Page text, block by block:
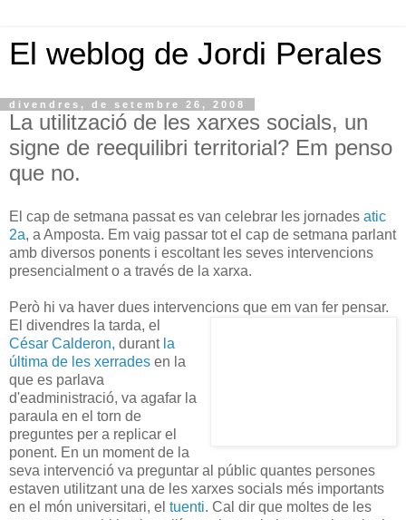
El weblog de Jordi Perales
divendres, de setembre 26, 2008
La utilització de les xarxes socials, un
signe de reequilibri territorial? Em penso
que no.
El cap de setmana passat es van celebrar les jornades atic
2a, a Amposta. Em vaig passar tot el cap de setmana parlant
amb diversos ponents i escoltant les seves intervencions
presencialment o a través de la xarxa.
Però hi va haver dues intervencions que em van fer pensar.
El divendres la tarda, el
César Calderon, durantla
última de les xerrades en la
que es parlava
d'eadministració, va agafar la
paraula en el torn de
preguntes per a replicar el
ponent. En un moment de la
seva intervenció va preguntar al públic quantes persones
estaven utilitzant una de les xarxes socials més importants
en el món universitari, el tuenti. Cal dir que moltes de les